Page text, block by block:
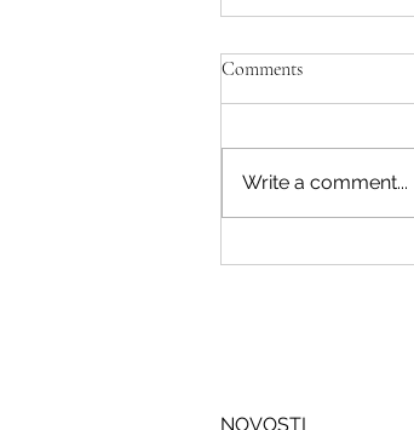
Comments
Write a comment...
NOVOSTI